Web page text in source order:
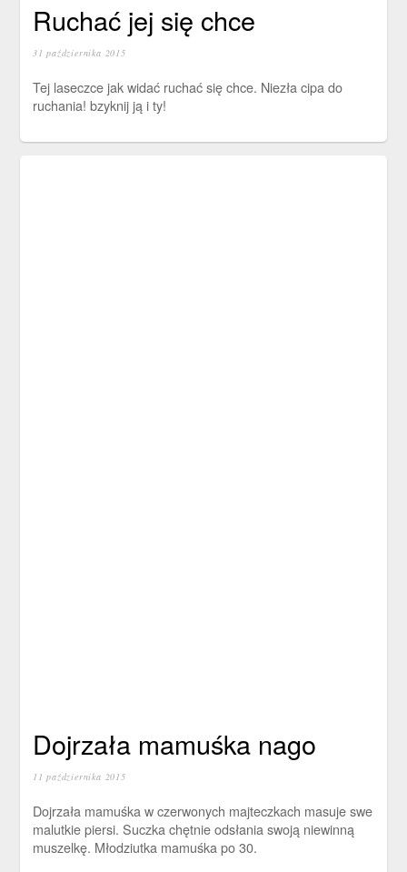
Ruchać jej się chce
31 października 2015
Tej laseczce jak widać ruchać się chce. Niezła cipa do
ruchania! bzyknij ją i ty!
Dojrzała mamuśka nago
11 października 2015
Dojrzała mamuśka w czerwonych majteczkach masuje swe
malutkie piersi. Suczka chętnie odsłania swoją niewinną
muszelkę. Młodziutka mamuśka po 30.